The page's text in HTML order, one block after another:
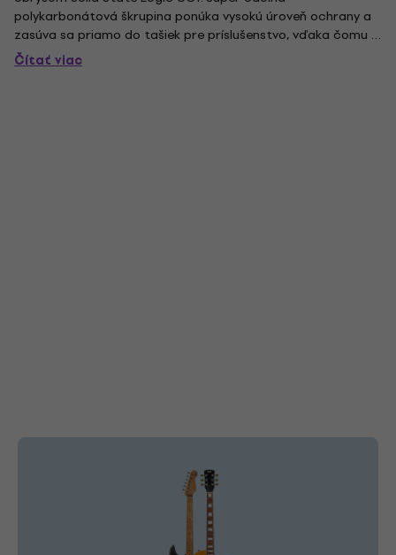
polykarbonátová škrupina ponúka vysokú úroveň ochrany a
zasúva sa priamo do tašiek pre príslušenstvo, vďaka čomu je
ideálna na cesty. Chráni fadery a ovládacie prvky pred
prachom, kvapalinou a náhodným nárazom, pričom
Čítať viac